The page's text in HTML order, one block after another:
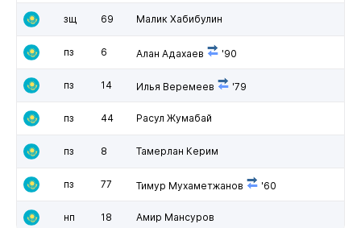
зщ 69 Малик Хабибулин
пз 6 Алан Адахаев '90
пз 14 Илья Веремеев '79
пз 44 Расул Жумабай
пз 8 Тамерлан Керим
пз 77 Тимур Мухаметжанов '60
нп 18 Амир Мансуров